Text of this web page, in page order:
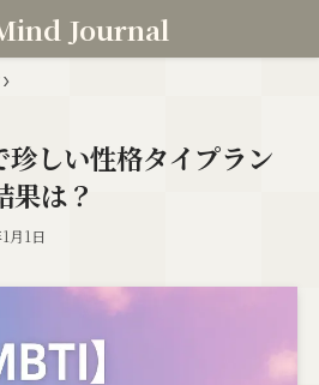
Journal
珍しい性格タイプラン
果は？
月1日